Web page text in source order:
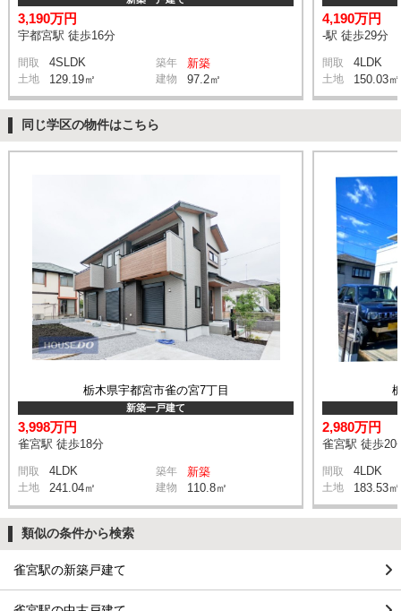
3,190万円
宇都宮駅 徒歩16分
間取 4SLDK 築年 新築
土地 129.19㎡ 建物 97.2㎡
4,190万円
-駅 徒歩29分
間取 4LDK
土地 150.03㎡
同じ学区の物件はこちら
栃木県宇都宮市雀の宮7丁目
新築一戸建て
3,998万円
雀宮駅 徒歩18分
間取 4LDK 築年 新築
土地 241.04㎡ 建物 110.8㎡
2,980万円
雀宮駅 徒歩20
間取 4LDK
土地 183.53㎡
類似の条件から検索
雀宮駅の新築戸建て